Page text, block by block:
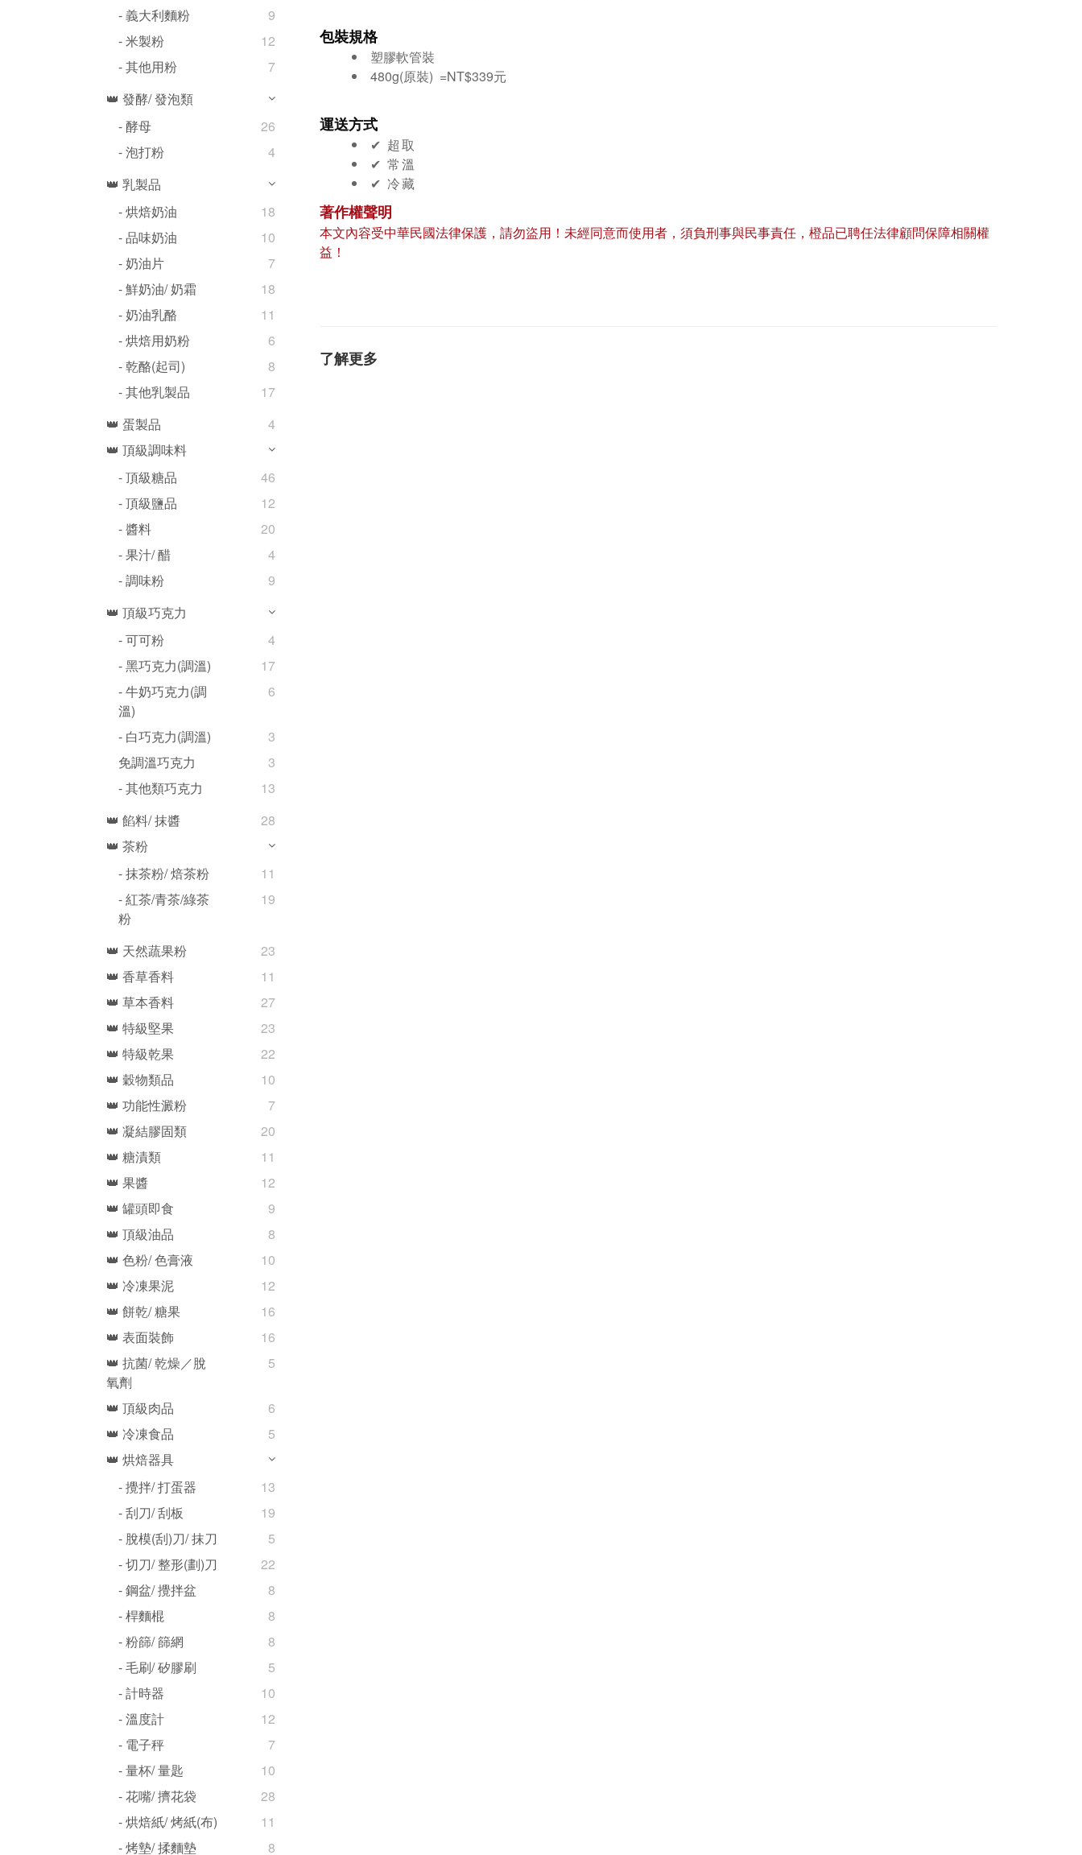
- 義大利麵粉
9
- 米製粉
12
- 其他用粉
7
👑 發酵/ 發泡類
- 酵母
26
- 泡打粉
4
👑 乳製品
- 烘焙奶油
18
- 品味奶油
10
- 奶油片
7
- 鮮奶油/ 奶霜
18
- 奶油乳酪
11
- 烘焙用奶粉
6
- 乾酪(起司)
8
- 其他乳製品
17
👑 蛋製品
4
👑 頂級調味料
- 頂級糖品
46
- 頂級鹽品
12
- 醬料
20
- 果汁/ 醋
4
- 調味粉
9
👑 頂級巧克力
- 可可粉
4
- 黑巧克力(調溫)
17
- 牛奶巧克力(調
溫)
6
- 白巧克力(調溫)
3
免調溫巧克力
3
- 其他類巧克力
13
👑 餡料/ 抹醬
28
👑 茶粉
- 抹茶粉/ 焙茶粉
11
- 紅茶/青茶/綠茶
粉
19
👑 天然蔬果粉
23
👑 香草香料
11
👑 草本香料
27
👑 特級堅果
23
👑 特級乾果
22
👑 穀物類品
10
👑 功能性澱粉
7
👑 凝結膠固類
20
👑 糖漬類
11
👑 果醬
12
👑 罐頭即食
9
👑 頂級油品
8
👑 色粉/ 色膏液
10
👑 冷凍果泥
12
👑 餅乾/ 糖果
16
👑 表面裝飾
16
👑 抗菌/ 乾燥／脫
氧劑
5
👑 頂級肉品
6
👑 冷凍食品
5
👑 烘焙器具
- 攪拌/ 打蛋器
13
- 刮刀/ 刮板
19
- 脫模(刮)刀/ 抹刀
5
- 切刀/ 整形(劃)刀
22
- 鋼盆/ 攪拌盆
8
- 桿麵棍
8
- 粉篩/ 篩網
8
- 毛刷/ 矽膠刷
5
- 計時器
10
- 溫度計
12
- 電子秤
7
- 量杯/ 量匙
10
- 花嘴/ 擠花袋
28
- 烘焙紙/ 烤紙(布)
11
- 烤墊/ 揉麵墊
8
包裝規格
塑膠軟管裝
480g(原裝) =NT$339元
運送方式
✔︎ 超取
✔︎ 常溫
✔︎ 冷藏
著作權聲明
本文內容受中華民國法律保護，請勿盜用！未經同意而使用者，須負刑事與民事責任，橙品已聘任法律顧問保障相關權
益！
了解更多